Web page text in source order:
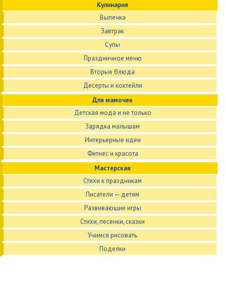
Кулинария
Выпечка
Завтрак
Супы
Праздничное меню
Вторые блюда
Десерты и коктейли
Для мамочек
Детская мода и не только
Зарядка малышам
Интерьерные идеи
Фитнес и красота
Мастерская
Стихи к праздникам
Писатели — детям
Развивающие игры
Стихи, песенки, сказки
Учимся рисовать
Поделки